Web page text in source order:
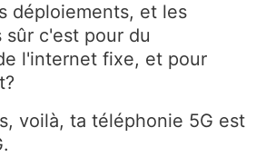
déploiements, et les
sûr c'est pour du
l'internet fixe, et pour
voilà, ta téléphonie 5G est